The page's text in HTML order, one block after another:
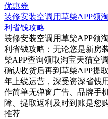
优惠券
装修安装空调用草柴APP领
利省钱攻略
装修安装空调用草柴APP领
利省钱攻略：无论您是新房
柴APP查询领取淘宝天猫空
确认收货后再到草柴APP提
年上线运营，深受资深省钱
作简单无弹窗广告、品牌手
障、提取返利及时到账是您
推荐